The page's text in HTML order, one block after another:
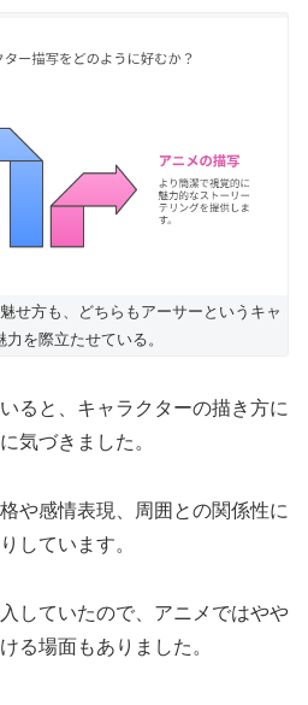
せ方も、どちらもアーサーというキャ
を際立たせている。
ると、キャラクターの描き方に
気づきました。
や感情表現、周囲との関係性に
しています。
していたので、アニメではやや
る場面もありました。